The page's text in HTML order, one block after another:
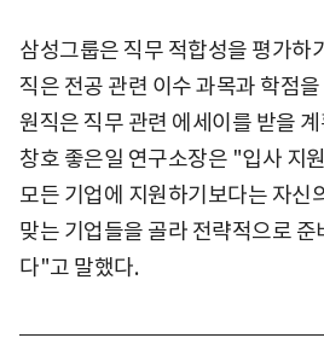
삼성그룹은 직무 적합성을 평가하
직은 전공 관련 이수 과목과 학점
원직은 직무 관련 에세이를 받을
창호 좋은일 연구소장은 "입사 지
모든 기업에 지원하기보다는 자신
맞는 기업들을 골라 전략적으로
다"고 말했다.